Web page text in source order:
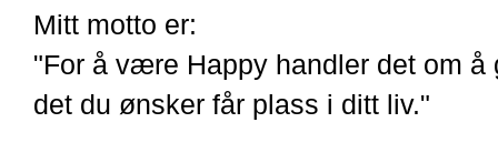
Mitt motto er:
"For å være Happy handler det om
det du ønsker får plass i ditt liv."